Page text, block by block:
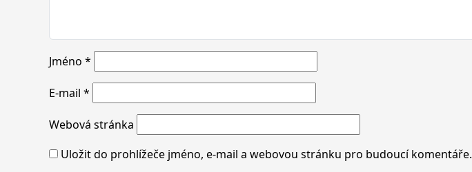
Jméno *
E-mail *
Webová stránka
Uložit do prohlížeče jméno, e-mail a webovou stránku pro budoucí komentáře.